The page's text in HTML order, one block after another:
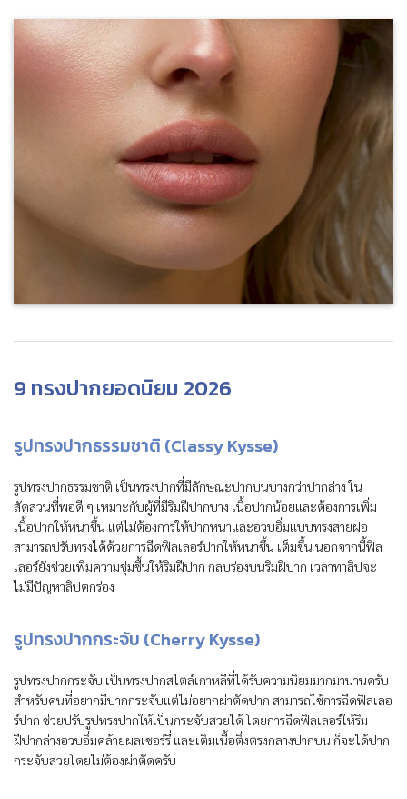
9 ทรงปากยอดนิยม 2026
รูปทรงปากธรรมชาติ (Classy Kysse)
รูปทรงปากธรรมชาติ เป็นทรงปากที่มีลักษณะปากบนบางกว่าปากล่าง ใน
สัดส่วนที่พอดี ๆ เหมาะกับผู้ที่มีริมฝีปากบาง เนื้อปากน้อยและต้องการเพิ่ม
เนื้อปากให้หนาขึ้น แต่ไม่ต้องการให้ปากหนาและอวบอิ่มแบบทรงสายฝอ
สามารถปรับทรงได้ด้วยการฉีดฟิลเลอร์ปากให้หนาขึ้น เต็มขึ้น นอกจากนี้ฟิล
เลอร์ยังช่วยเพิ่มความชุ่มชื้นให้ริมฝีปาก กลบร่องบนริมฝีปาก เวลาทาลิปจะ
ไม่มีปัญหาลิปตกร่อง
รูปทรงปากกระจับ (Cherry Kysse)
รูปทรงปากกระจับ เป็นทรงปากสไตล์เกาหลีที่ได้รับความนิยมมากมานานครับ
สำหรับคนที่อยากมีปากกระจับแต่ไม่อยากผ่าตัดปาก สามารถใช้การฉีดฟิลเลอ
ร์ปาก ช่วยปรับรูปทรงปากให้เป็นกระจับสวยได้ โดยการฉีดฟิลเลอร์ให้ริม
ฝีปากล่างอวบอิ่มคล้ายผลเชอร์รี่ และเติมเนื้อติ่งตรงกลางปากบน ก็จะได้ปาก
กระจับสวยโดยไม่ต้องผ่าตัดครับ